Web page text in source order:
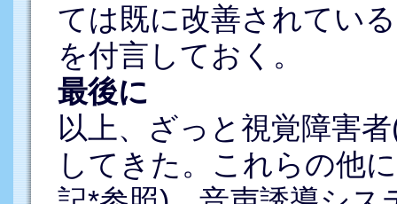
ては既に改善されてい
を付言しておく。
最後に
以上、ざっと視覚障害
してきた。これらの他